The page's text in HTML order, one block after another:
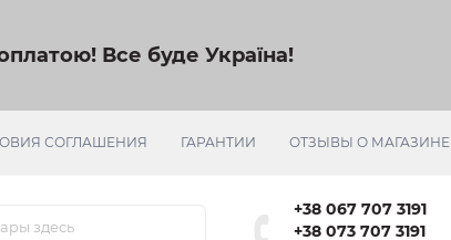
Все буде Україна!
СОГЛАШЕНИЯ ГАРАНТИИ ОТЗЫВЫ О МАГАЗИНЕ
+38 067 707 3191
+38 073 707 3191